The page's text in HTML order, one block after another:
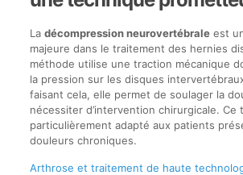
La décompression neurovertébraleest
majeure dans le traitement des hernies
méthode utilise une traction mécanique
la pression sur les disques
faisant cela, elle permet de soulager la
nécessiter d’intervention chirurgicale. Ce
particulièrement adapté aux patients
douleurs chroniques.
Arthrose et traitement de haute